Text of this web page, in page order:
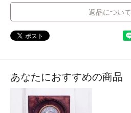
返品について
あなたにおすすめの商品